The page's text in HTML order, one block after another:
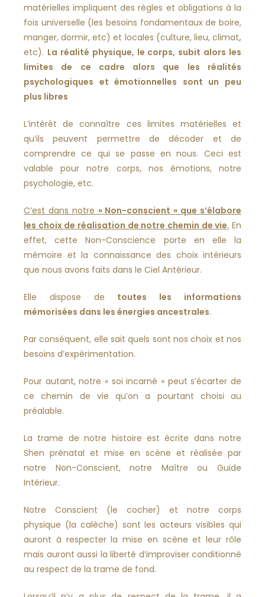
matérielles impliquent des règles et obligations à la
fois universelle (les besoins fondamentaux de boire,
manger, dormir, etc) et locales (culture, lieu, climat,
etc). La réalité physique, le corps, subit alors les
limites de ce cadre alors que les réalités
psychologiques et émotionnelles sont un peu
plus libres
L’intérêt de connaître ces limites matérielles et
qu’ils peuvent permettre de décoder et de
comprendre ce qui se passe en nous. Ceci est
valable pour notre corps, nos émotions, notre
psychologie, etc.
C’est dans notre « Non-conscient » que s’élabore
les choix de réalisation de notre chemin de vie. En
effet, cette Non-Conscience porte en elle la
mémoire et la connaissance des choix intérieurs
que nous avons faits dans le Ciel Antérieur.
Elle dispose de toutes les informations
mémorisées dans les énergies ancestrales.
Par conséquent, elle sait quels sont nos choix et nos
besoins d’expérimentation.
Pour autant, notre « soi incarné » peut s’écarter de
ce chemin de vie qu’on a pourtant choisi au
préalable.
La trame de notre histoire est écrite dans notre
Shen prénatal et mise en scène et réalisée par
notre Non-Conscient, notre Maître ou Guide
Intérieur.
Notre Conscient (le cocher) et notre corps
physique (la calèche) sont les acteurs visibles qui
auront à respecter la mise en scène et leur rôle
mais auront aussi la liberté d’improviser conditionné
au respect de la trame de fond.